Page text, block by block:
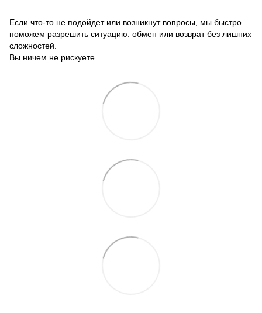
Если что-то не подойдет или возникнут вопросы, мы быстро
поможем разрешить ситуацию: обмен или возврат без лишних
сложностей.
Вы ничем не рискуете.